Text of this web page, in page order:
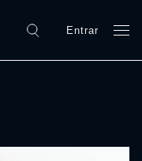
Entrar